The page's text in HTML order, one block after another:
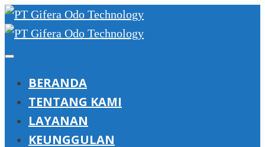
BERANDA
TENTANG KAMI
LAYANAN
KEUNGGULAN